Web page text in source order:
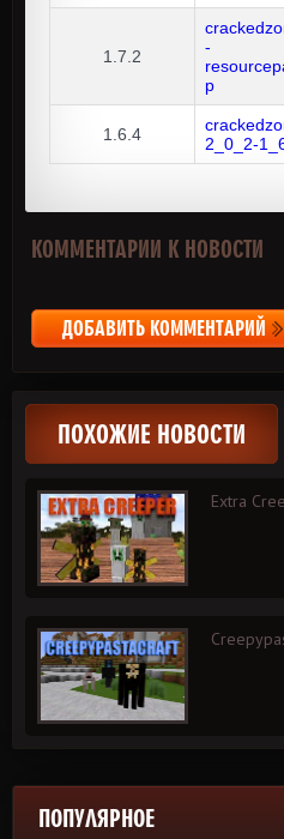
1.7.2
-
p
1.6.4
2_0_2-
КОММЕНТАРИИ К НОВОСТИ
ДОБАВИТЬ КОММЕНТАРИЙ
ПОХОЖИЕ НОВОСТИ
Extra
ПОПУЛЯРНОЕ